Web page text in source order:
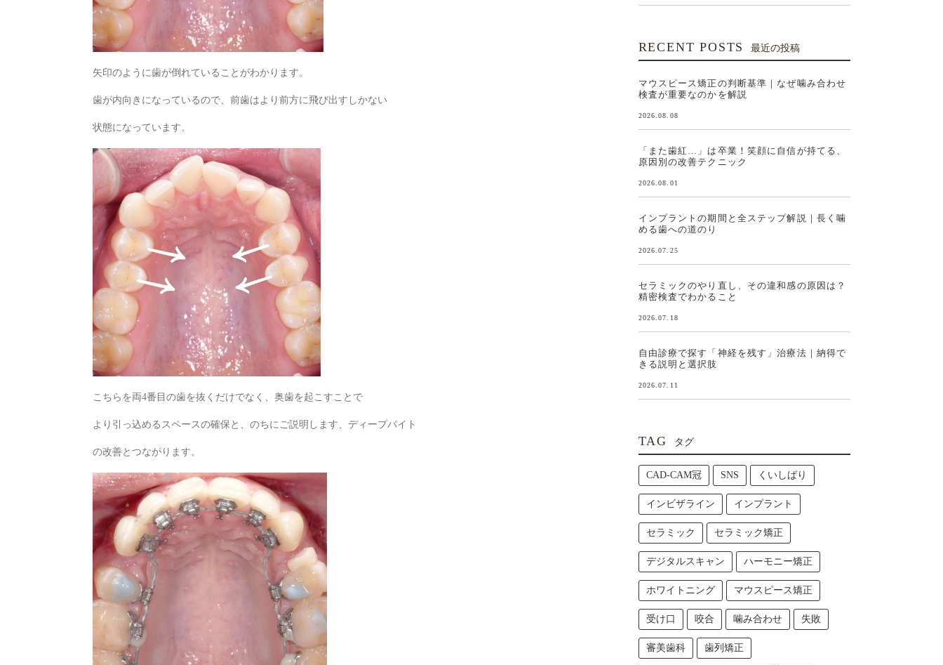
矢印のように歯が倒れていることがわかります。
歯が内向きになっているので、前歯はより前方に飛び出すしかない
状態になっています。
こちらを両4番目の歯を抜くだけでなく、奥歯を起こすことで
より引っ込めるスペースの確保と、のちにご説明します、ディープバイト
の改善とつながります。
RECENT POSTS 最近の投稿
マウスピース矯正の判断基準｜なぜ噛み合わせ
検査が重要なのかを解説
2026.08.08
「また歯紅…」は卒業！笑顔に自信が持てる、
原因別の改善テクニック
2026.08.01
インプラントの期間と全ステップ解説｜長く噛
める歯への道のり
2026.07.25
セラミックのやり直し、その違和感の原因は？
精密検査でわかること
2026.07.18
自由診療で探す「神経を残す」治療法｜納得で
きる説明と選択肢
2026.07.11
TAG タグ
CAD-CAM冠 SNS くいしばり
インビザライン インプラント
セラミック セラミック矯正
デジタルスキャン ハーモニー矯正
ホワイトニング マウスピース矯正
受け口 咬合 噛み合わせ 失敗
審美歯科 歯列矯正